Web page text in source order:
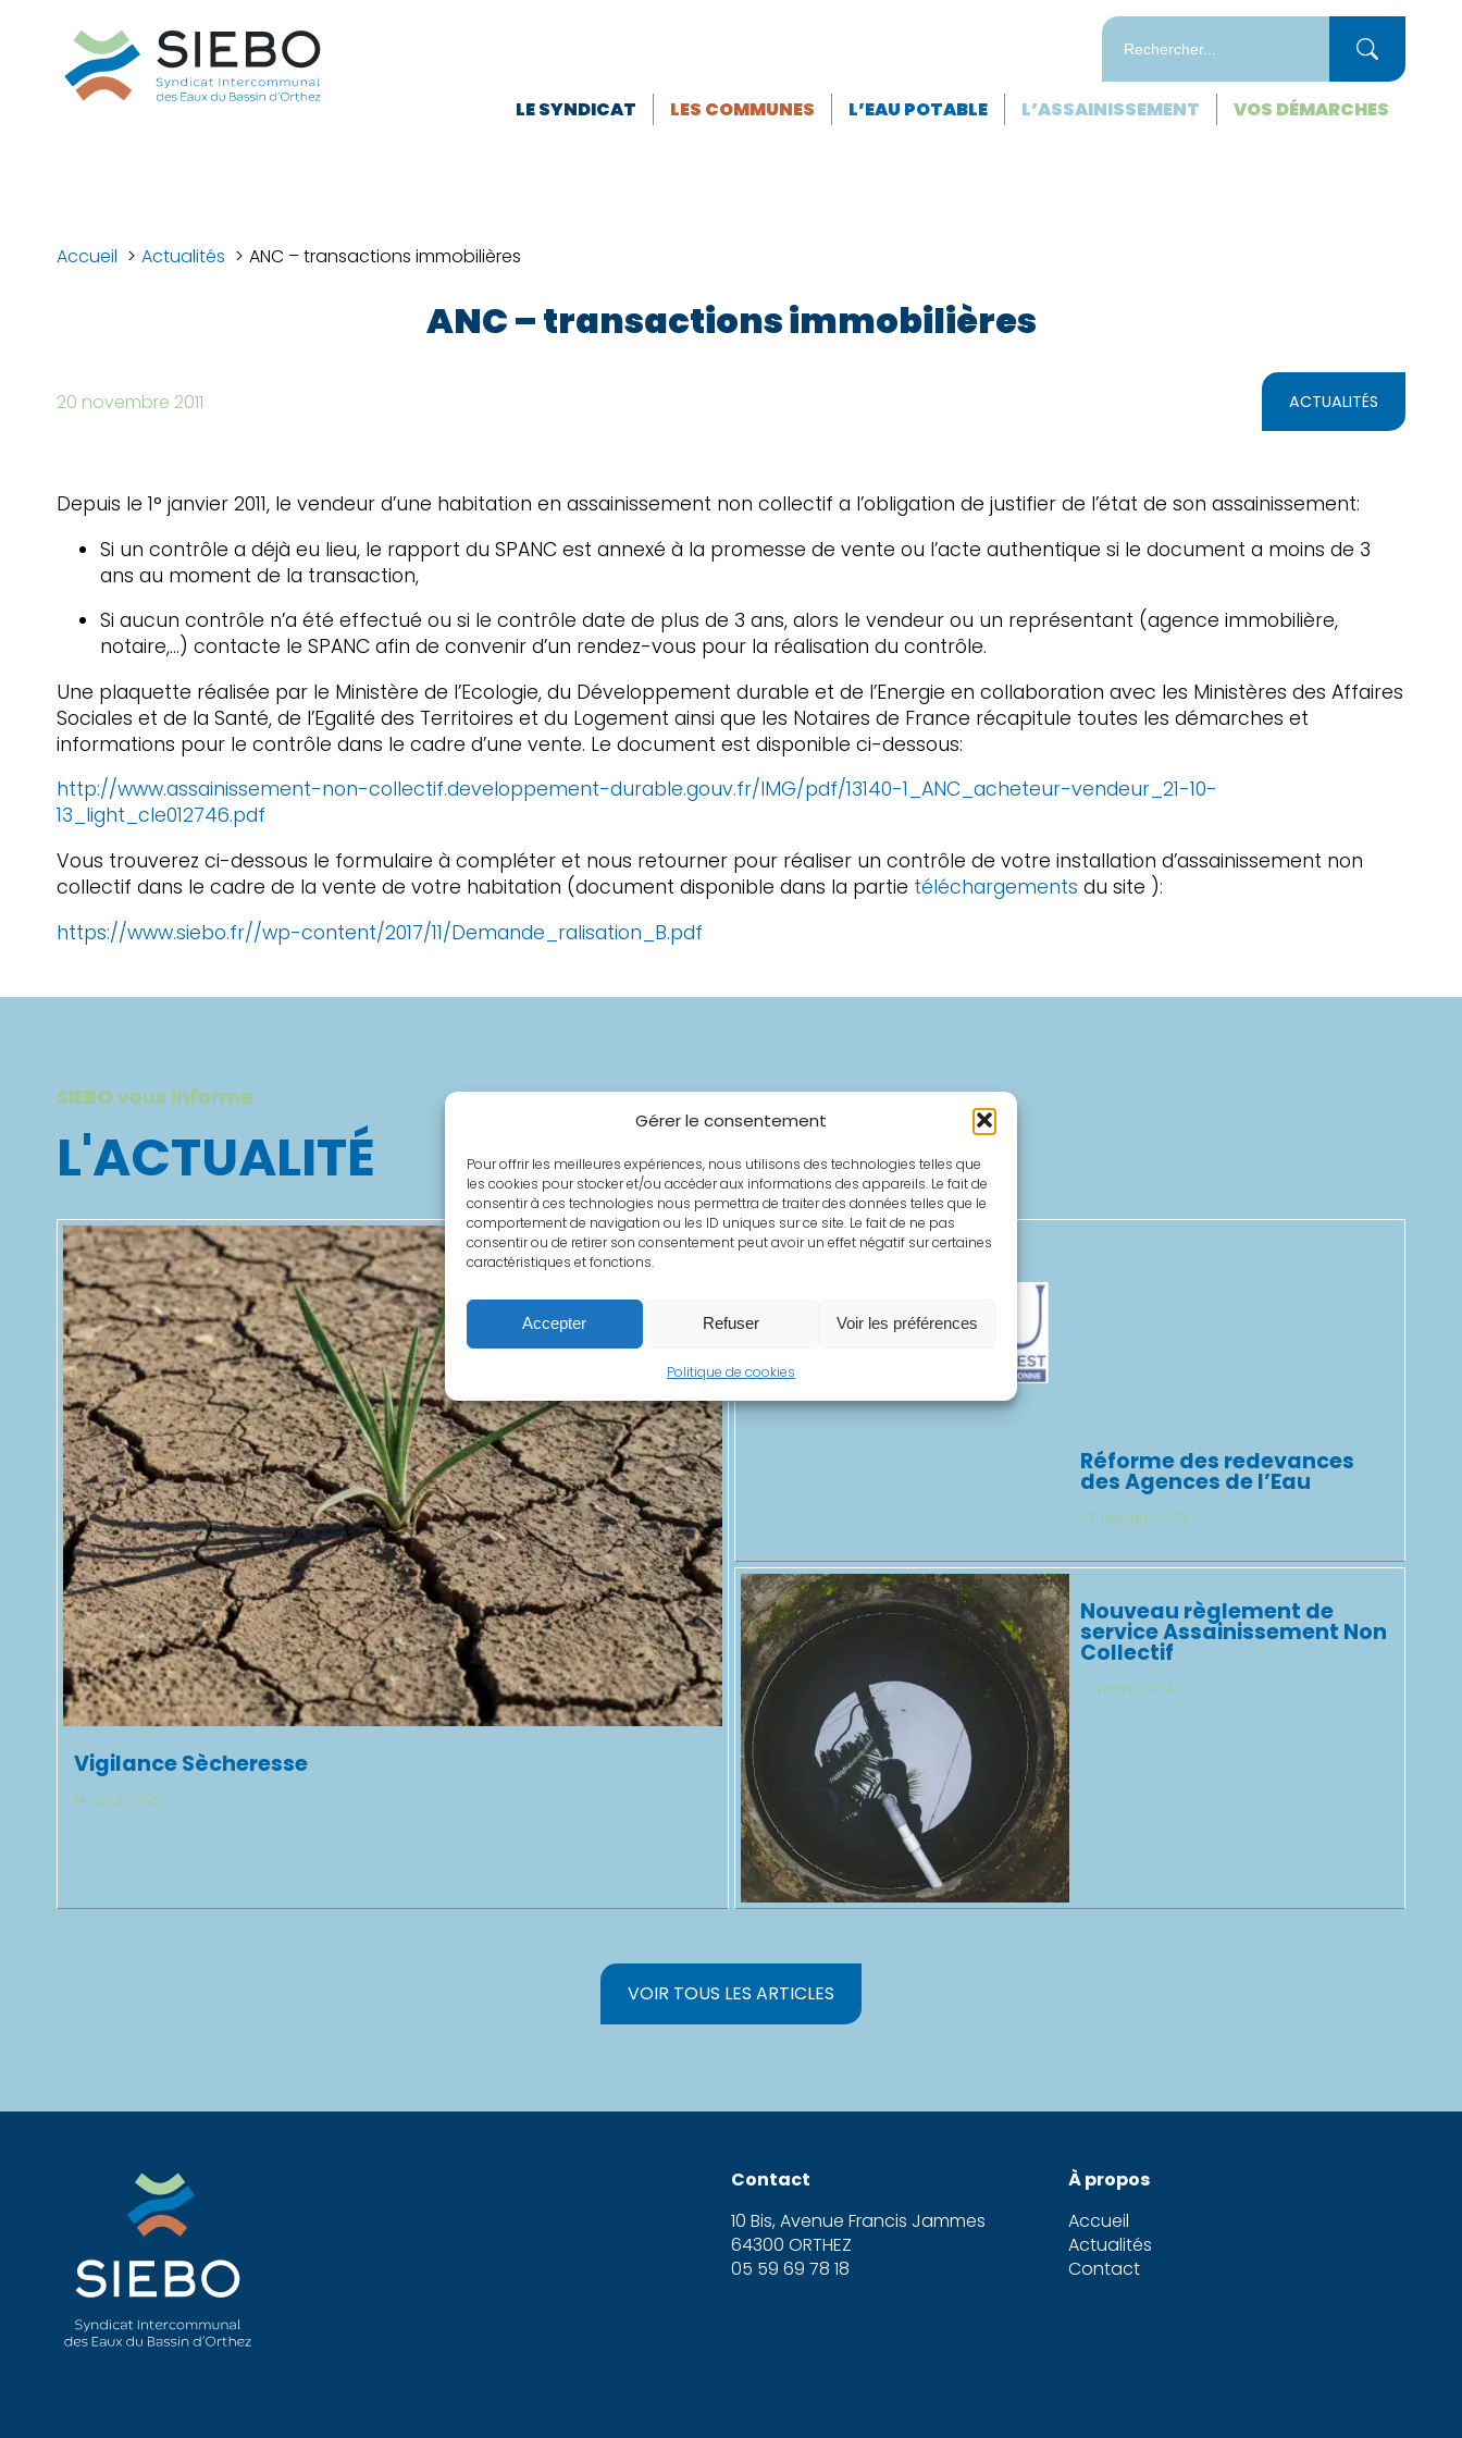
Gérer le consentement
Pour offrir les meilleures expériences, nous utilisons des technologies telles que
les cookies pour stocker et/ou accéder aux informations des appareils. Le fait de
consentir à ces technologies nous permettra de traiter des données telles que le
comportement de navigation ou les ID uniques sur ce site. Le fait de ne pas
consentir ou de retirer son consentement peut avoir un effet négatif sur certaines
caractéristiques et fonctions.
Accepter Refuser Voir les préférences
Politique de cookies
LE SYNDICAT LES COMMUNES L’EAU POTABLE L’ASSAINISSEMENT VOS DÉMARCHES
Accueil Actualités ANC – transactions immobilières
ANC – transactions immobilières
20 novembre 2011 ACTUALITÉS
Depuis le 1° janvier 2011, le vendeur d’une habitation en assainissement non collectif a l’obligation de justifier de l’état de son assainissement:
Si un contrôle a déjà eu lieu, le rapport du SPANC est annexé à la promesse de vente ou l’acte authentique si le document a moins de 3
ans au moment de la transaction,
Si aucun contrôle n’a été effectué ou si le contrôle date de plus de 3 ans, alors le vendeur ou un représentant (agence immobilière,
notaire,…) contacte le SPANC afin de convenir d’un rendez-vous pour la réalisation du contrôle.
Une plaquette réalisée par le Ministère de l’Ecologie, du Développement durable et de l’Energie en collaboration avec les Ministères des Affaires
Sociales et de la Santé, de l’Egalité des Territoires et du Logement ainsi que les Notaires de France récapitule toutes les démarches et
informations pour le contrôle dans le cadre d’une vente. Le document est disponible ci-dessous:
http://www.assainissement-non-collectif.developpement-durable.gouv.fr/IMG/pdf/13140-1_ANC_acheteur-vendeur_21-10-
13_light_cle012746.pdf
Vous trouverez ci-dessous le formulaire à compléter et nous retourner pour réaliser un contrôle de votre installation d’assainissement non
collectif dans le cadre de la vente de votre habitation (document disponible dans la partie téléchargements du site ):
https://www.siebo.fr//wp-content/2017/11/Demande_ralisation_B.pdf
SIEBO vous informe
L'ACTUALITÉ
Vigilance Sècheresse
14 août 2025
Réforme des redevances
des Agences de l’Eau
27 janvier 2025
Nouveau règlement de
service Assainissement Non
Collectif
12 mars 2024
VOIR TOUS LES ARTICLES
Contact
10 Bis, Avenue Francis Jammes
64300 ORTHEZ
05 59 69 78 18
À propos
Accueil
Actualités
Contact